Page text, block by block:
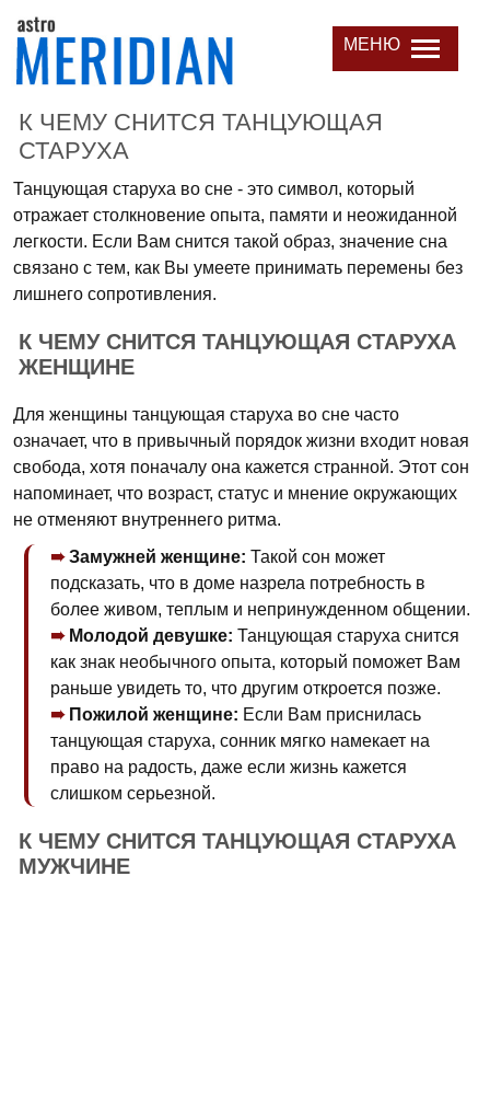
МЕНЮ
К ЧЕМУ СНИТСЯ ТАНЦУЮЩАЯ
СТАРУХА
Танцующая старуха во сне - это символ, который
отражает столкновение опыта, памяти и неожиданной
легкости. Если Вам снится такой образ, значение сна
связано с тем, как Вы умеете принимать перемены без
лишнего сопротивления.
К ЧЕМУ СНИТСЯ ТАНЦУЮЩАЯ СТАРУХА
ЖЕНЩИНЕ
Для женщины танцующая старуха во сне часто
означает, что в привычный порядок жизни входит новая
свобода, хотя поначалу она кажется странной. Этот сон
напоминает, что возраст, статус и мнение окружающих
не отменяют внутреннего ритма.
Замужней женщине: Такой сон может
подсказать, что в доме назрела потребность в
более живом, теплым и непринужденном общении.
Молодой девушке: Танцующая старуха снится
как знак необычного опыта, который поможет Вам
раньше увидеть то, что другим откроется позже.
Пожилой женщине: Если Вам приснилась
танцующая старуха, сонник мягко намекает на
право на радость, даже если жизнь кажется
слишком серьезной.
К ЧЕМУ СНИТСЯ ТАНЦУЮЩАЯ СТАРУХА
МУЖЧИНЕ